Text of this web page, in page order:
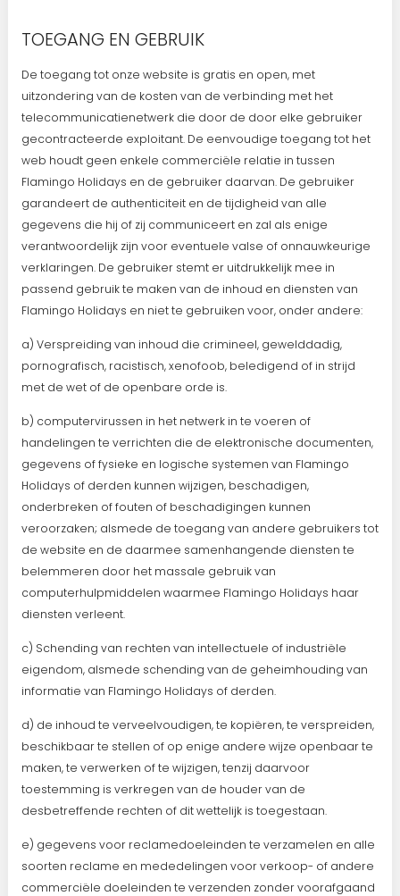
TOEGANG EN GEBRUIK
De toegang tot onze website is gratis en open, met
uitzondering van de kosten van de verbinding met het
telecommunicatienetwerk die door de door elke gebruiker
gecontracteerde exploitant. De eenvoudige toegang tot het
web houdt geen enkele commerciële relatie in tussen
Flamingo Holidays en de gebruiker daarvan. De gebruiker
garandeert de authenticiteit en de tijdigheid van alle
gegevens die hij of zij communiceert en zal als enige
verantwoordelijk zijn voor eventuele valse of onnauwkeurige
verklaringen. De gebruiker stemt er uitdrukkelijk mee in
passend gebruik te maken van de inhoud en diensten van
Flamingo Holidays en niet te gebruiken voor, onder andere:
a) Verspreiding van inhoud die crimineel, gewelddadig,
pornografisch, racistisch, xenofoob, beledigend of in strijd
met de wet of de openbare orde is.
b) computervirussen in het netwerk in te voeren of
handelingen te verrichten die de elektronische documenten,
gegevens of fysieke en logische systemen van Flamingo
Holidays of derden kunnen wijzigen, beschadigen,
onderbreken of fouten of beschadigingen kunnen
veroorzaken; alsmede de toegang van andere gebruikers tot
de website en de daarmee samenhangende diensten te
belemmeren door het massale gebruik van
computerhulpmiddelen waarmee Flamingo Holidays haar
diensten verleent.
c) Schending van rechten van intellectuele of industriële
eigendom, alsmede schending van de geheimhouding van
informatie van Flamingo Holidays of derden.
d) de inhoud te verveelvoudigen, te kopiëren, te verspreiden,
beschikbaar te stellen of op enige andere wijze openbaar te
maken, te verwerken of te wijzigen, tenzij daarvoor
toestemming is verkregen van de houder van de
desbetreffende rechten of dit wettelijk is toegestaan.
e) gegevens voor reclamedoeleinden te verzamelen en alle
soorten reclame en mededelingen voor verkoop- of andere
commerciële doeleinden te verzenden zonder voorafgaand